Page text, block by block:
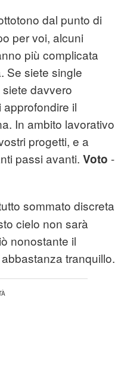
dal punto di
per voi, alcuni
più complicata
Se siete single
davvero
il
In ambito lavorativo
progetti, e a
passi avanti. Voto -
sommato discreta
cielo non sarà
nonostante il
tranquillo.